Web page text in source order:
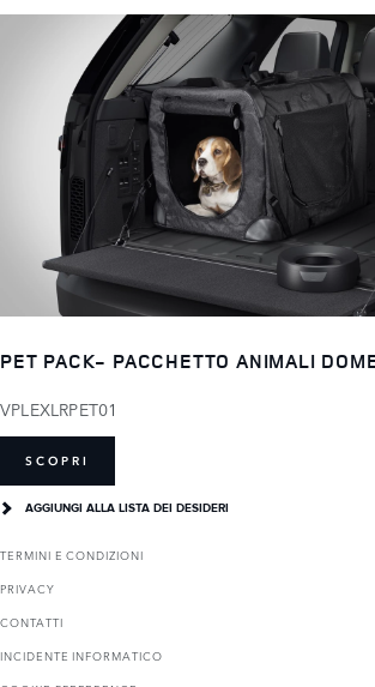
PET PACK- PACCHETTO ANIMALI
VPLEXLRPET01
SCOPRI
AGGIUNGI ALLA LISTA DEI DESIDERI
TERMINI E CONDIZIONI
PRIVACY
CONTATTI
INCIDENTE INFORMATICO